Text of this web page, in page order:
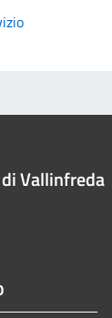
Vallinfreda